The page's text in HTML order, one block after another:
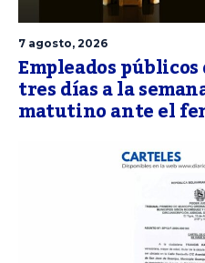
7 agosto, 2026
Empleados
tres días a la
matutino ante el